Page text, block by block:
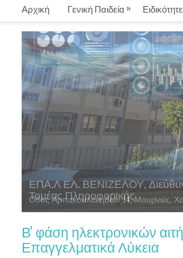
Αρχική Γενική Παιδεία »
ΕΠΑ.Λ ΕΛ. ΒΕΝΙΖΕΛΟΥ,
Τομέας Πληροφορικής
Τομέας Γεωπονίας, Τροφίμων
Τομέας Υγείας, Πρόνοιας και
Β' φάση ηλεκτρονικών
Επαγγελματικά Λύκεια